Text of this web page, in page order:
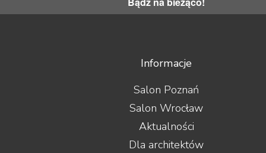
Informacje
Salon Poznań
Salon Wrocław
Aktualności
Dla architektów